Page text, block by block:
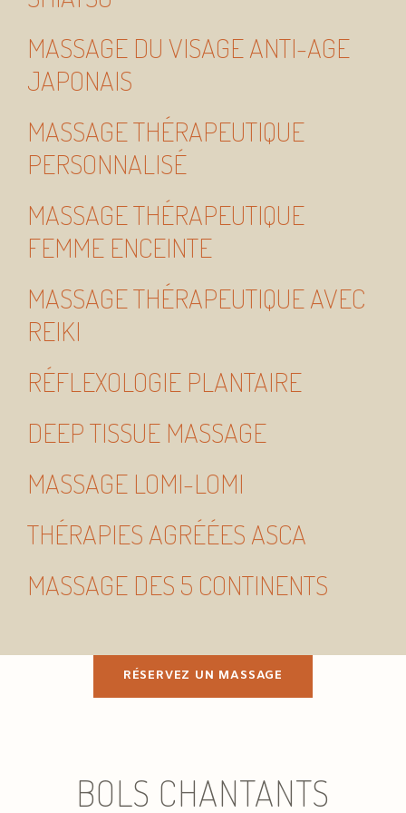
MASSAGE DU VISAGE ANTI-AGE
JAPONAIS
MASSAGE THÉRAPEUTIQUE
PERSONNALISÉ
MASSAGE THÉRAPEUTIQUE
FEMME ENCEINTE
MASSAGE THÉRAPEUTIQUE AVEC
REIKI
RÉFLEXOLOGIE PLANTAIRE
DEEP TISSUE MASSAGE
MASSAGE LOMI-LOMI
THÉRAPIES AGRÉÉES ASCA
MASSAGE DES 5 CONTINENTS
RÉSERVEZ UN MASSAGE
BOLS CHANTANTS